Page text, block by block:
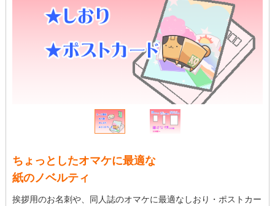
ちょっとしたオマケに最適な
紙のノベルティ
挨拶用のお名刺や、同人誌のオマケに最適なしおり・ポストカー